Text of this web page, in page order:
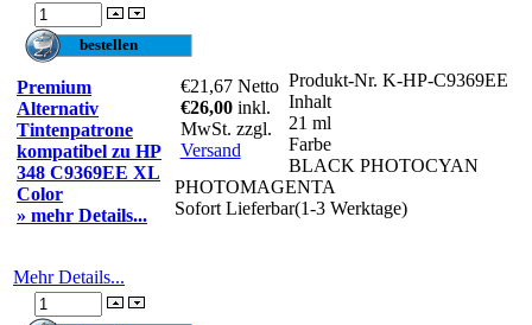
Premium
Alternativ
Tintenpatrone
kompatibel zu HP
348 C9369EE XL
Color
» mehr Details...
€21,67 Netto
€26,00 inkl.
MwSt. zzgl.
Versand
Produkt-Nr. K-HP-C9369EE
Inhalt
21 ml
Farbe
BLACK PHOTOCYAN
PHOTOMAGENTA
Sofort Lieferbar(1-3 Werktage)
Mehr Details...